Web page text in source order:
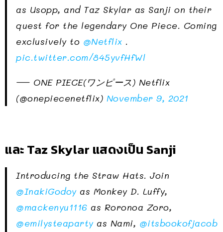
as Usopp, and Taz Skylar as Sanji on their
quest for the legendary One Piece. Coming
exclusively to @Netflix .
pic.twitter.com/845yvfHfWl
— ONE PIECE(ワンピース) Netflix
(@onepiecenetflix) November 9, 2021
และ Taz Skylar แสดงเป็น Sanji
Introducing the Straw Hats. Join
@InakiGodoyas Monkey D. Luffy,
@mackenyu1116 as Roronoa Zoro,
@emilysteapartyas Nami, @itsbookofjacob